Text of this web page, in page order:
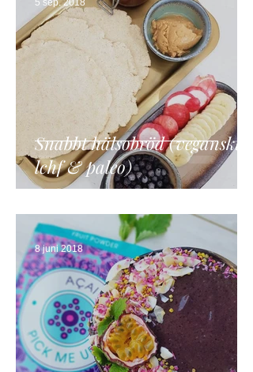
Snabbt hälsobröd (veganskt,
lchf & paleo)
5 sep. 2018
8 juni 2018